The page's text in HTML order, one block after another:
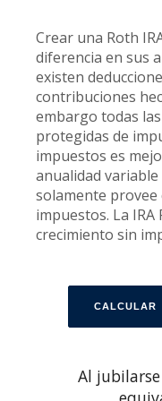
Crear una Roth
diferencia en sus
existen
contribuciones
embargo todas
protegidas de
impuestos es
anualidad
solamente
impuestos. La
crecimiento sin
Al